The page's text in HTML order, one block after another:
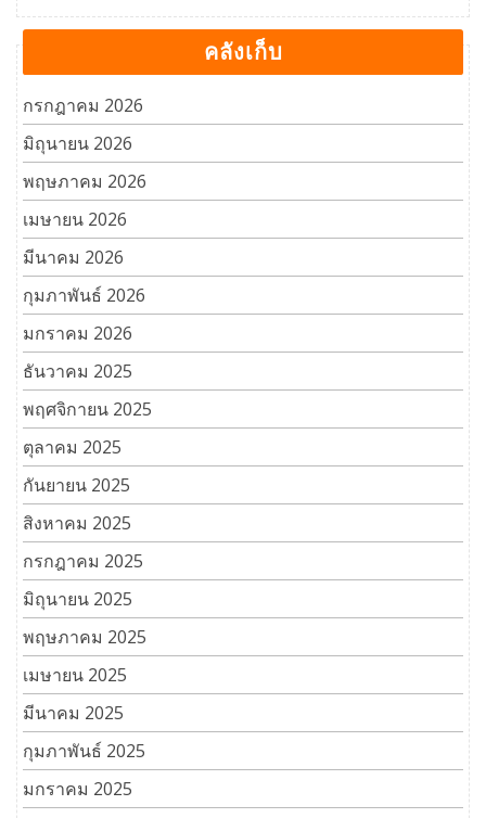
คลังเก็บ
กรกฎาคม 2026
มิถุนายน 2026
พฤษภาคม 2026
เมษายน 2026
มีนาคม 2026
กุมภาพันธ์ 2026
มกราคม 2026
ธันวาคม 2025
พฤศจิกายน 2025
ตุลาคม 2025
กันยายน 2025
สิงหาคม 2025
กรกฎาคม 2025
มิถุนายน 2025
พฤษภาคม 2025
เมษายน 2025
มีนาคม 2025
กุมภาพันธ์ 2025
มกราคม 2025